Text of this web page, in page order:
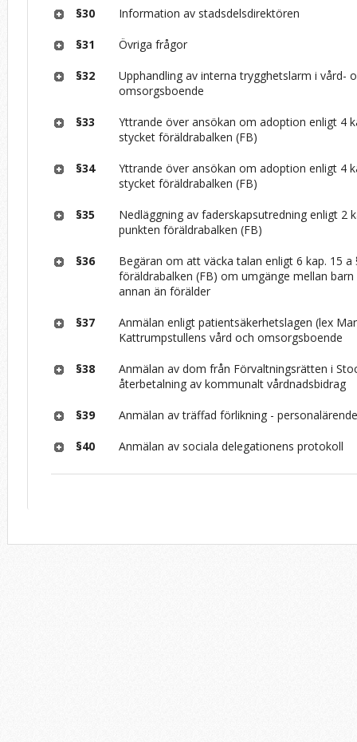
§30 Information av stadsdelsdirektören
§31 Övriga frågor
§32
Upphandling av interna trygghetslarm i vård-
omsorgsboende
§33
Yttrande över ansökan om adoption enligt 4
stycket föräldrabalken (FB)
§34
Yttrande över ansökan om adoption enligt 4
stycket föräldrabalken (FB)
§35
Nedläggning av faderskapsutredning enligt 2
punkten föräldrabalken (FB)
§36
Begäran om att väcka talan enligt 6 kap. 15 a
föräldrabalken (FB) om umgänge mellan
annan än förälder
§37
Anmälan enligt patientsäkerhetslagen (lex
Kattrumpstullens vård och omsorgsboende­
§38
Anmälan av dom från Förvaltningsrätten i
återbetalning av kommunalt vårdnadsbidrag
§39 Anmälan av träffad förlikning -
§40 Anmälan av sociala delegationens protokoll